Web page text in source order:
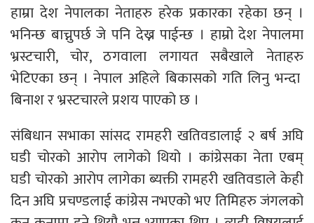
हाम्रा देश नेपालका नेताहरु हरेक प्रकारका रहेका छन् ।
भनिन्छ बाच्नुपर्छ जे पनि देख्न पाईन्छ । हाम्रो देश नेपालमा
भ्रस्टचारी, चोर, ठगवाला लगायत सबैखाले नेताहरु
भेटिएका छन् । नेपाल अहिले बिकासको गति लिनु भन्दा
बिनाश र भ्रस्टचारले प्रशय पाएको छ ।
संबिधान सभाका सांसद रामहरी खतिवडालाई २ बर्ष अघि
घडी चोरको आरोप लागेको थियो । कांग्रेसका नेता एबम्
घडी चोरको आरोप लागेका ब्यक्ती रामहरी खतिवडाले केही
दिन अघि प्रचण्डलाई कांग्रेस नभएको भए तिमिहरु जंगलको